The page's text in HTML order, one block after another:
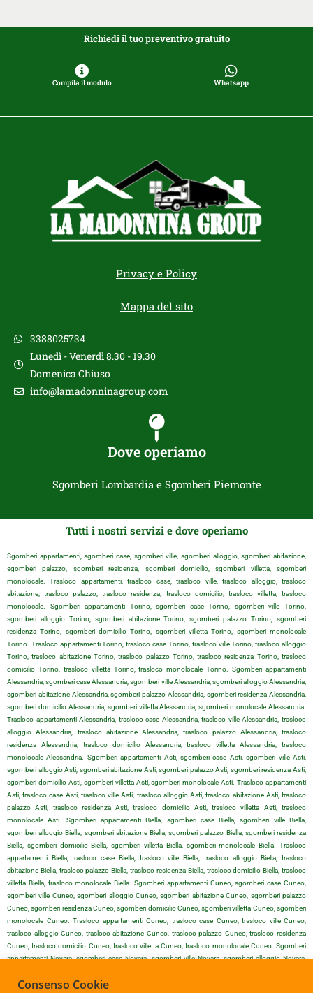
Richiedi il tuo preventivo gratuito
Compila il modulo Whatsapp
Privacy e Policy
Mappa del sito
3388025734
Lunedì - Venerdì 8.30 - 19.30
Domenica Chiuso
info@lamadonninagroup.com
Dove operiamo
Sgomberi Lombardia e Sgomberi Piemonte
Tutti i nostri servizi e dove operiamo
Sgomberi appartamenti, sgomberi case, sgomberi ville, sgomberi alloggio, sgomberi abitazione,
sgomberi palazzo, sgomberi residenza, sgomberi domicilio, sgomberi villetta, sgomberi
monolocale. Trasloco appartamenti, trasloco case, trasloco ville, trasloco alloggio, trasloco
abitazione, trasloco palazzo, trasloco residenza, trasloco domicilio, trasloco villetta, trasloco
monolocale. Sgomberi appartamenti Torino, sgomberi case Torino, sgomberi ville Torino,
sgomberi alloggio Torino, sgomberi abitazione Torino, sgomberi palazzo Torino, sgomberi
residenza Torino, sgomberi domicilio Torino, sgomberi villetta Torino, sgomberi monolocale
Torino. Trasloco appartamenti Torino, trasloco case Torino, trasloco ville Torino, trasloco alloggio
Torino, trasloco abitazione Torino, trasloco palazzo Torino, trasloco residenza Torino, trasloco
domicilio Torino, trasloco villetta Torino, trasloco monolocale Torino. Sgomberi appartamenti
Alessandria, sgomberi case Alessandria, sgomberi ville Alessandria, sgomberi alloggio Alessandria,
sgomberi abitazione Alessandria, sgomberi palazzo Alessandria, sgomberi residenza Alessandria,
sgomberi domicilio Alessandria, sgomberi villetta Alessandria, sgomberi monolocale Alessandria.
Trasloco appartamenti Alessandria, trasloco case Alessandria, trasloco ville Alessandria, trasloco
alloggio Alessandria, trasloco abitazione Alessandria, trasloco palazzo Alessandria, trasloco
residenza Alessandria, trasloco domicilio Alessandria, trasloco villetta Alessandria, trasloco
monolocale Alessandria. Sgomberi appartamenti Asti, sgomberi case Asti, sgomberi ville Asti,
sgomberi alloggio Asti, sgomberi abitazione Asti, sgomberi palazzo Asti, sgomberi residenza Asti,
sgomberi domicilio Asti, sgomberi villetta Asti, sgomberi monolocale Asti. Trasloco appartamenti
Asti, trasloco case Asti, trasloco ville Asti, trasloco alloggio Asti, trasloco abitazione Asti, trasloco
palazzo Asti, trasloco residenza Asti, trasloco domicilio Asti, trasloco villetta Asti, trasloco
monolocale Asti. Sgomberi appartamenti Biella, sgomberi case Biella, sgomberi ville Biella,
sgomberi alloggio Biella, sgomberi abitazione Biella, sgomberi palazzo Biella, sgomberi residenza
Biella, sgomberi domicilio Biella, sgomberi villetta Biella, sgomberi monolocale Biella. Trasloco
appartamenti Biella, trasloco case Biella, trasloco ville Biella, trasloco alloggio Biella, trasloco
abitazione Biella, trasloco palazzo Biella, trasloco residenza Biella, trasloco domicilio Biella, trasloco
villetta Biella, trasloco monolocale Biella. Sgomberi appartamenti Cuneo, sgomberi case Cuneo,
sgomberi ville Cuneo, sgomberi alloggio Cuneo, sgomberi abitazione Cuneo, sgomberi palazzo
Cuneo, sgomberi residenza Cuneo, sgomberi domicilio Cuneo, sgomberi villetta Cuneo, sgomberi
monolocale Cuneo. Trasloco appartamenti Cuneo, trasloco case Cuneo, trasloco ville Cuneo,
trasloco alloggio Cuneo, trasloco abitazione Cuneo, trasloco palazzo Cuneo, trasloco residenza
Cuneo, trasloco domicilio Cuneo, trasloco villetta Cuneo, trasloco monolocale Cuneo. Sgomberi
appartamenti Novara, sgomberi case Novara, sgomberi ville Novara, sgomberi alloggio Novara,
domicilio Novara, sgomberi villetta Novara, sgomberi monolocale Novara. Trasloco appartamenti
Consenso Cookie